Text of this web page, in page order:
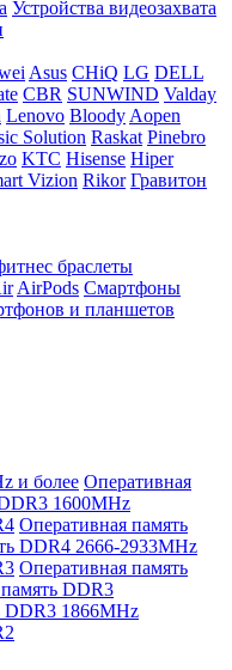
Устройства видеозахвата
Asus CHiQ LG DELL
CBR SUNWIND Valday
Lenovo Bloody Aopen
Solution Raskat Pinebro
KTC Hisense Hiper
Vizion Rikor Гравитон
браслеты
AirPods Смартфоны
и планшетов
и более Оперативная
1600MHz
Оперативная память
DDR4 2666-2933MHz
Оперативная память
DDR3
DDR3 1866MHz